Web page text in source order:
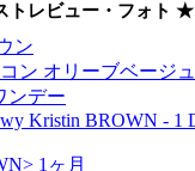
トレビュー・フォト ★